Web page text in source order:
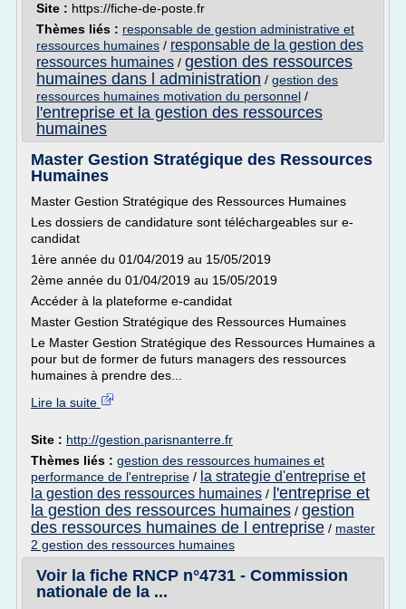
Site : https://fiche-de-poste.fr
Thèmes liés : responsable de gestion administrative et
ressources humaines / responsable de la gestion des
ressources humaines / gestion des ressources
humaines dans l administration / gestion des
ressources humaines motivation du personnel /
l'entreprise et la gestion des ressources
humaines
Master Gestion Stratégique des Ressources
Humaines
Master Gestion Stratégique des Ressources Humaines
Les dossiers de candidature sont téléchargeables sur e-
candidat
1ère année du 01/04/2019 au 15/05/2019
2ème année du 01/04/2019 au 15/05/2019
Accéder à la plateforme e-candidat
Master Gestion Stratégique des Ressources Humaines
Le Master Gestion Stratégique des Ressources Humaines a
pour but de former de futurs managers des ressources
humaines à prendre des...
Lire la suite
Site : http://gestion.parisnanterre.fr
Thèmes liés : gestion des ressources humaines et
performance de l'entreprise / la strategie d'entreprise et
la gestion des ressources humaines / l'entreprise et
la gestion des ressources humaines / gestion
des ressources humaines de l entreprise / master
2 gestion des ressources humaines
Voir la fiche RNCP n°4731 - Commission
nationale de la ...